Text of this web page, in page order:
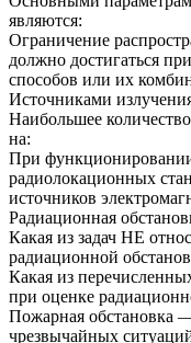
являются:
Ограничение
должно достигаться
способов или их
Источниками
Наибольшее
на:
При
радиолокационных
источников
Радиационная
Какая из задач НЕ
радиационной
Какая из
при оценке
Пожарная обстановка
чрезвычайных